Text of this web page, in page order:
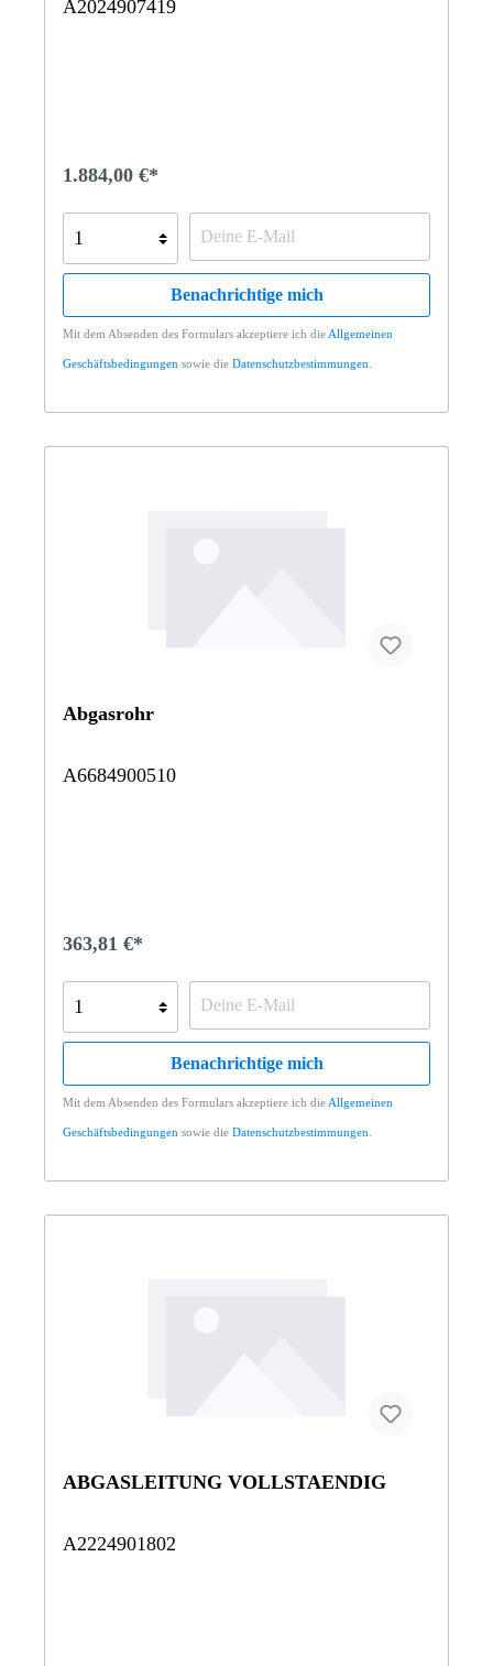
A2024907419
1.884,00 €*
Benachrichtige mich
Mit dem Absenden des Formulars akzeptiere ich die Allgemeinen
Geschäftsbedingungen sowie die Datenschutzbestimmungen
Abgasrohr
A6684900510
363,81 €*
Benachrichtige mich
Mit dem Absenden des Formulars akzeptiere ich die Allgemeinen
Geschäftsbedingungen sowie die Datenschutzbestimmungen
ABGASLEITUNG VOLLSTAENDIG
A2224901802